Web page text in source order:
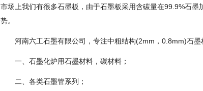
市场上我们有很多石墨板，由于石墨板采用含碳量在99.9%石
势。
河南六工石墨有限公司，专注中粗结构(2mm，0.8mm)石
一、石墨化炉用石墨材料，碳材料；
二、各类石墨管系列；